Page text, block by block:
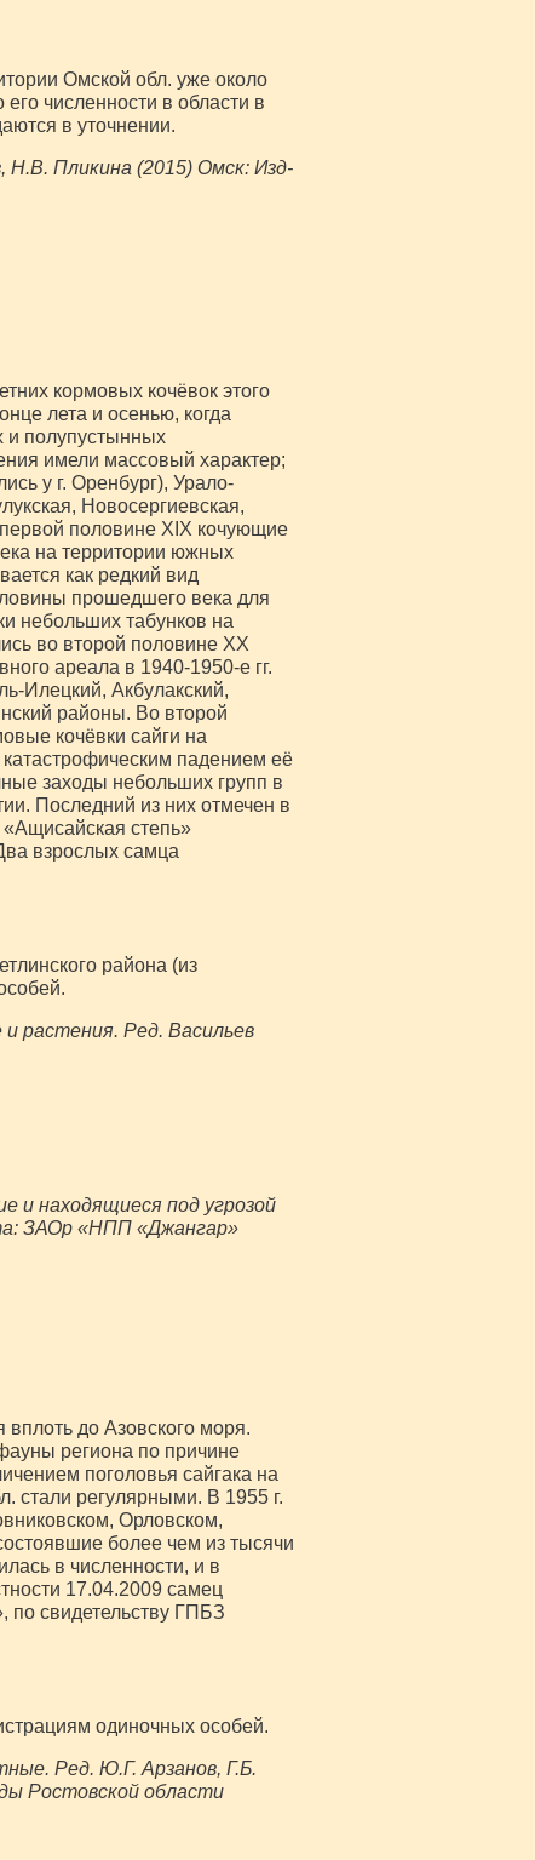
Омской обл. уже около
численности в области в
в уточнении.
Н.В. Пликина (2015) Омск: Изд-
кормовых кочёвок этого
лета и осенью, когда
и полупустынных
имели массовый характер;
у г. Оренбург), Урало-
Новосергиевская,
половине XIX кочующие
на территории южных
как редкий вид
прошедшего века для
небольших табунков на
во второй половине XX
ареала в 1940-1950-е гг.
Илецкий, Акбулакский,
районы. Во второй
кочёвки сайги на
катастрофическим падением её
заходы небольших групп в
Последний из них отмечен в
степь»
взрослых самца
района (из
растения. Ред. Васильев
и находящиеся под угрозой
ЗАОр «НПП «Джангар»
вплоть до Азовского моря.
региона по причине
поголовья сайгака на
стали регулярными. В 1955 г.
Орловском,
более чем из тысячи
в численности, и в
17.04.2009 самец
по свидетельству ГПБЗ
одиночных особей.
Ред. Ю.Г. Арзанов, Г.Б.
Ростовской области